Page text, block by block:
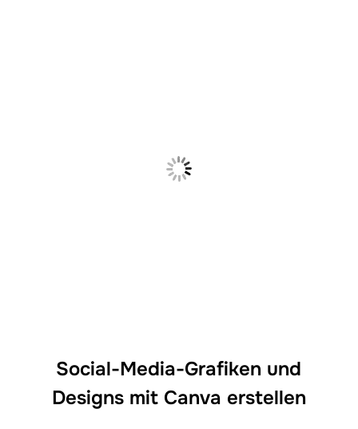
Social-Media-Grafiken und
Designs mit Canva erstellen